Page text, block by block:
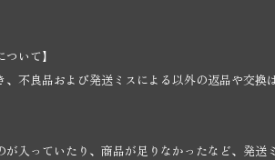
いて】
不良品および発送ミスによる以外の返品や交換
が入っていたり、商品が足りなかったなど、発